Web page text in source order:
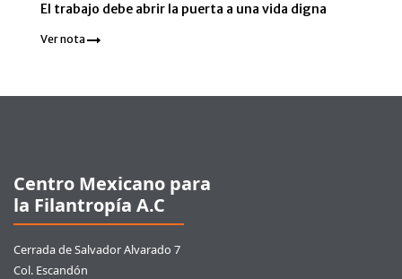
El trabajo debe abrir la puerta a una vida digna
Ver nota
Centro Mexicano para
la Filantropía A.C
Cerrada de Salvador Alvarado 7
Col. Escandón